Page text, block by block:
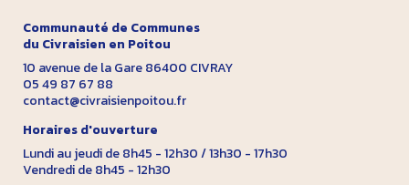
Communauté de Communes
du Civraisien en Poitou
10 avenue de la Gare 86400 CIVRAY
05 49 87 67 88
contact@civraisienpoitou.fr
Horaires d'ouverture
Lundi au jeudi de 8h45 - 12h30 / 13h30 - 17h30
Vendredi de 8h45 - 12h30